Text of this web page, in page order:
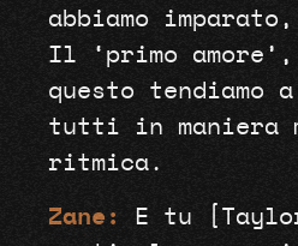
abbiamo
Il ‘primo
questo tendiamo
tutti in maniera
ritmica.
Zane:
E tu